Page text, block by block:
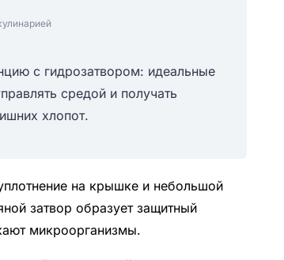
с гидрозатвором: идеальные
средой и получать
хлопот.
на крышке и небольшой
затвор образует защитный
микроорганизмы.